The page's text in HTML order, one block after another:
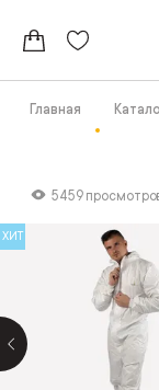
Главная
5459
ХИТ